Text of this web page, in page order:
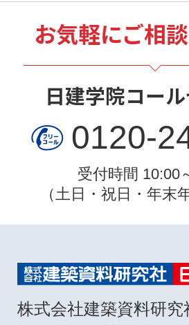
お気軽にご相
日建学院コー
0120-
受付時間 10:00
（土日・祝日・年末
株式会社建築資料研究